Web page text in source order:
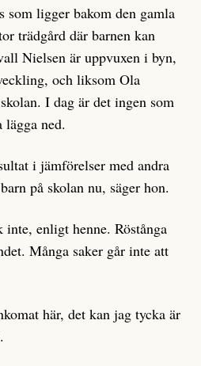
som ligger bakom den gamla
trädgård där barnen kan
Nielsen är uppvuxen i byn,
och liksom Ola
I dag är det ingen som
ned.
i jämförelser med andra
på skolan nu, säger hon.
enligt henne. Röstånga
Många saker går inte att
här, det kan jag tycka är